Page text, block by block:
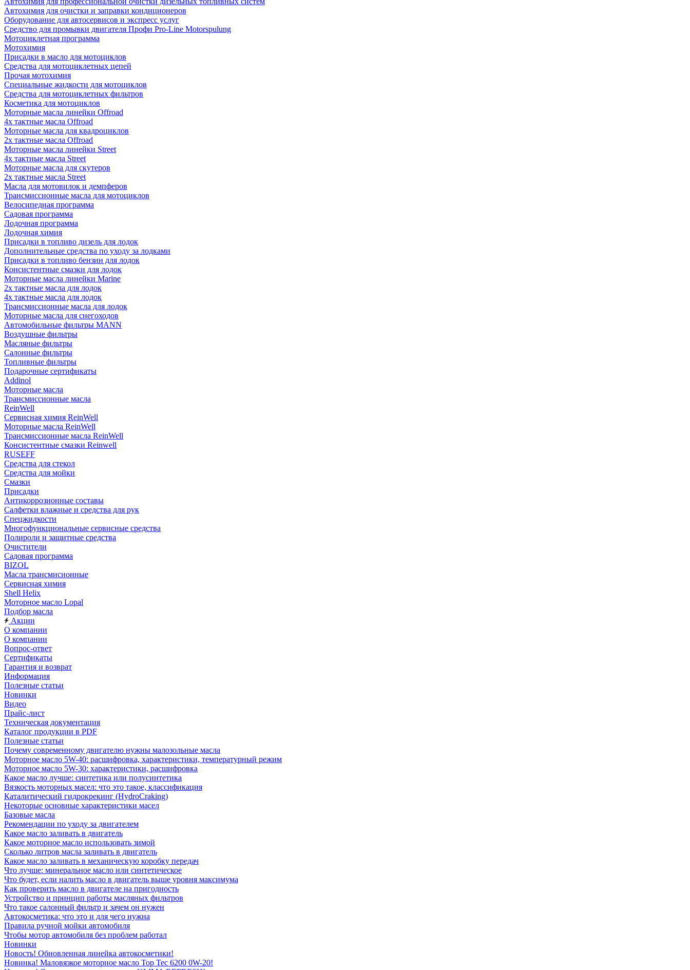
Автохимия для очистки и заправки кондиционеров
Оборудование для автосервисов и экспресс услуг
Средство для промывки двигателя Профи Pro-Line Motorspulung
Мотоциклетная программа
Мотохимия
Присадки в масло для мотоциклов
Средства для мотоциклетных цепей
Прочая мотохимия
Специальные жидкости для мотоциклов
Средства для мотоциклетных фильтров
Косметика для мотоциклов
Моторные масла линейки Offroad
4х тактные масла Offroad
Моторные масла для квадроциклов
2х тактные масла Offroad
Моторные масла линейки Street
4х тактные масла Street
Моторные масла для скутеров
2х тактные масла Street
Масла для мотовилок и демпферов
Трансмиссионные масла для мотоциклов
Велосипедная программа
Садовая программа
Лодочная программа
Лодочная химия
Присадки в топливо дизель для лодок
Дополнительные средства по уходу за лодками
Присадки в топливо бензин для лодок
Консистентные смазки для лодок
Моторные масла линейки Marine
2х тактные масла для лодок
4х тактные масла для лодок
Трансмиссионные масла для лодок
Моторные масла для снегоходов
Автомобильные фильтры MANN
Воздушные фильтры
Масляные фильтры
Салонные фильтры
Топливные фильтры
Подарочные сертификаты
Addinol
Моторные масла
Трансмиссионные масла
ReinWell
Сервисная химия ReinWell
Моторные масла ReinWell
Трансмиссионные масла ReinWell
Консистентные смазки Reinwell
RUSEFF
Средства для стекол
Средства для мойки
Смазки
Присадки
Антикоррозионные составы
Салфетки влажные и средства для рук
Спецжидкости
Многофункциональные сервисные средства
Полироли и защитные средства
Очистители
Садовая программа
BIZOL
Масла трансмисионные
Сервисная химия
Shell Helix
Моторное масло Lopal
Подбор масла
Акции
О компании
О компании
Вопрос-ответ
Сертификаты
Гарантия и возврат
Информация
Полезные статьи
Новинки
Видео
Прайс-лист
Техническая документация
Каталог продукции в PDF
Полезные статьи
Почему современному двигателю нужны малозольные масла
Моторное масло 5W-40: расшифровка, характеристики, температурный режим
Моторное масло 5W-30: характеристики, расшифровка
Какое масло лучше: синтетика или полусинтетика
Вязкость моторных масел: что это такое, классификация
Каталитический гидрокрекинг (НydroСraking)
Некоторые основные характеристики масел
Базовые масла
Рекомендации по уходу за двигателем
Какое масло заливать в двигатель
Какое моторное масло использовать зимой
Сколько литров масла заливать в двигатель
Какое масло заливать в механическую коробку передач
Что лучше: минеральное масло или синтетическое
Что будет, если налить масло в двигатель выше уровня максимума
Как проверить масло в двигателе на пригодность
Устройство и принцип работы масляных фильтров
Что такое салонный фильтр и зачем он нужен
Автокосметика: что это и для чего нужна
Правила ручной мойки автомобиля
Чтобы мотор автомобиля без проблем работал
Новинки
Новость! Обновленная линейка автокосметики!
Новинка! Маловязкое моторное масло Top Tec 6200 0W-20!